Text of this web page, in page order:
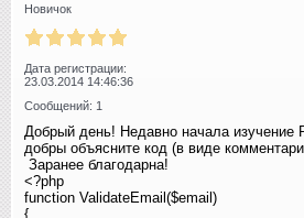
Новичок
Дата регистрации:
23.03.2014 14:46:36
Сообщений: 1
Добрый день! Недавно начала изучение
добры объясните код (в виде
Заранее благодарна!
<?php
function ValidateEmail($email)
{